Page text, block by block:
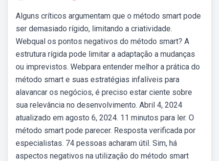
Alguns críticos argumentam que o método smart pode
ser demasiado rígido, limitando a criatividade.
Webqual os pontos negativos do método smart? A
estrutura rígida pode limitar a adaptação a mudanças
ou imprevistos. Webpara entender melhor a prática do
método smart e suas estratégias infalíveis para
alavancar os negócios, é preciso estar ciente sobre
sua relevância no desenvolvimento. Abril 4, 2024
atualizado em agosto 6, 2024. 11 minutos para ler. O
método smart pode parecer. Resposta verificada por
especialistas. 74 pessoas acharam útil. Sim, há
aspectos negativos na utilização do método smart